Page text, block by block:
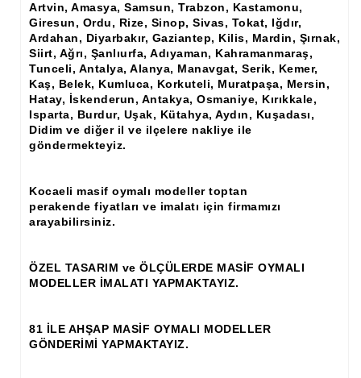
Ham Ahşap Ayna Çerçeve İmalatı, Modelleri
Ham Ahşap Dekoratif Ürün İmalatı, Modelleri
El Oyması Ham Ahşap Yatak Başlıkları
Ahşap Aksesuarlar
Ahşap İşlemeli Düz Klapa
Ahşap Panjur ve Menfez
Ahşap Seperatör
Ahşap Tavan Göbeği
Artvin, Amasya, Samsun, Trabzon, Kastamonu,
Giresun, Ordu, Rize, Sinop, Sivas, Tokat, Iğdır,
Ardahan, Diyarbakır, Gaziantep, Kilis, Mardin, Şırnak,
Siirt, Ağrı, Şanlıurfa, Adıyaman, Kahramanmaraş,
Tunceli, Antalya, Alanya, Manavgat, Serik, Kemer,
Kaş, Belek, Kumluca, Korkuteli, Muratpaşa, Mersin,
Hatay, İskenderun, Antakya, Osmaniye, Kırıkkale,
Isparta, Burdur, Uşak, Kütahya, Aydın, Kuşadası,
Didim ve diğer il ve ilçelere nakliye ile
göndermekteyiz.
Kocaeli masif oymalı modeller toptan
perakende fiyatları ve imalatı için firmamızı
arayabilirsiniz.
ÖZEL TASARIM ve ÖLÇÜLERDE MASİF OYMALI
MODELLER İMALATI YAPMAKTAYIZ.
81 İLE AHŞAP MASİF OYMALI MODELLER
GÖNDERİMİ YAPMAKTAYIZ.